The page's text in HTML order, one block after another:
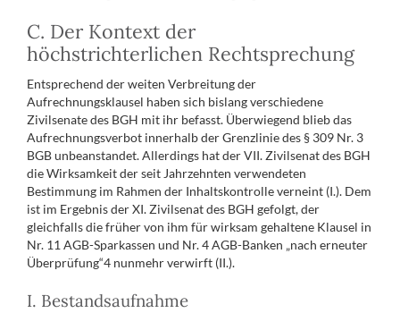
C. Der Kontext der
höchstrichterlichen Rechtsprechung
Entsprechend der weiten Verbreitung der
Aufrechnungsklausel haben sich bislang verschiedene
Zivilsenate des BGH mit ihr befasst. Überwiegend blieb das
Aufrechnungsverbot innerhalb der Grenzlinie des § 309 Nr. 3
BGB unbeanstandet. Allerdings hat der VII. Zivilsenat des BGH
die Wirksamkeit der seit Jahrzehnten verwendeten
Bestimmung im Rahmen der Inhaltskontrolle verneint (I.). Dem
ist im Ergebnis der XI. Zivilsenat des BGH gefolgt, der
gleichfalls die früher von ihm für wirksam gehaltene Klausel in
Nr. 11 AGB-Sparkassen und Nr. 4 AGB-Banken „nach erneuter
Überprüfung“4 nunmehr verwirft (II.).
I. Bestandsaufnahme